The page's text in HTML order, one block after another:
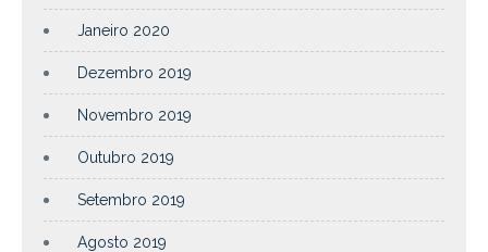
Janeiro 2020
Dezembro 2019
Novembro 2019
Outubro 2019
Setembro 2019
Agosto 2019